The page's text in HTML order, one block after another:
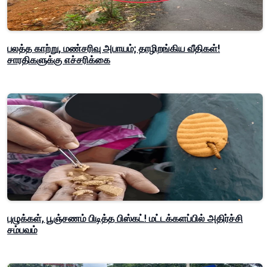
பலத்த காற்று, மண்சரிவு அபாயம்; தாழிறங்கிய வீதிகள்!
சாரதிகளுக்கு எச்சரிக்கை
புழுக்கள், பூஞ்சணம் பிடித்த பிஸ்கட்! மட்டக்களப்பில் அதிர்ச்சி
சம்பவம்